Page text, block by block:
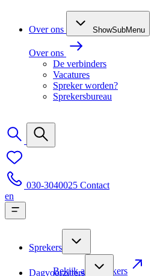
Over ons ShowSubMenu
Over ons
De verbinders
Vacatures
Spreker worden?
Sprekersbureau
030-3040025 Contact
en
Sprekers
Bekijk alle sprekers
Dagvoorzitters